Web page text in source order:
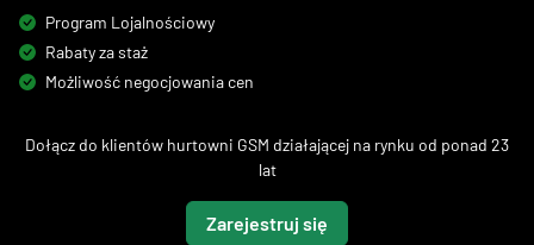
Program Lojalnościowy
Rabaty za staż
Możliwość negocjowania cen
Dołącz do klientów hurtowni GSM działającej na rynku od ponad 23
lat
Zarejestruj się